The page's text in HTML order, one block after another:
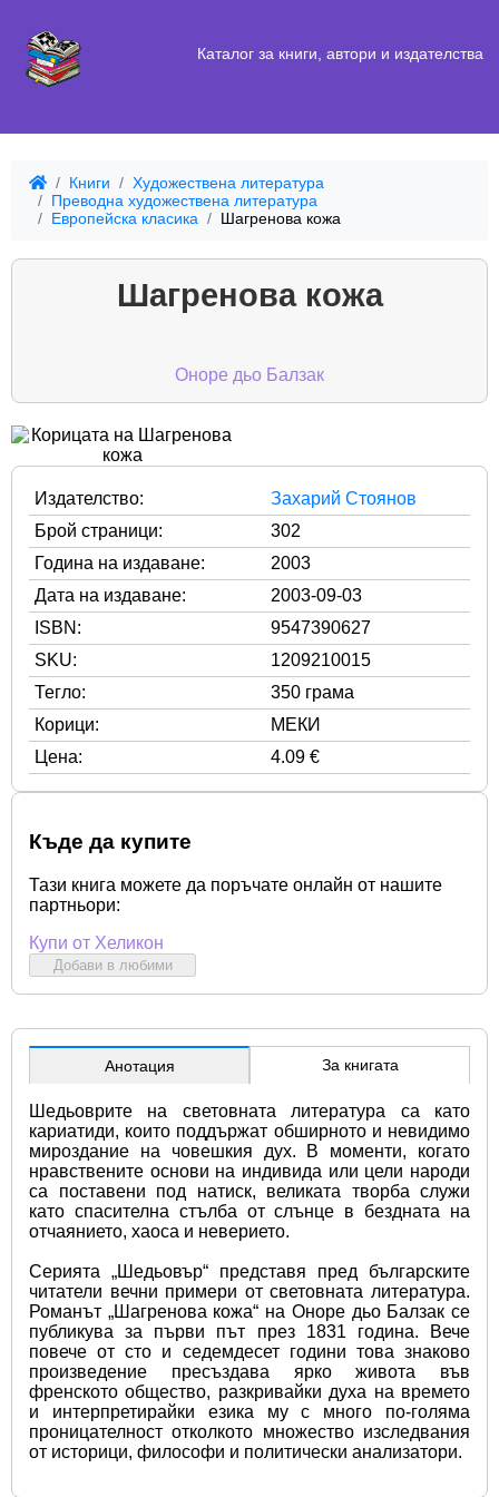
Каталог за книги, автори и издателства
Книги
Художествена литература
Преводна художествена литература
Европейска класика
Шагренова кожа
Шагренова кожа
Оноре дьо Балзак
Издателство:
Захарий Стоянов
Брой страници:
302
Година на издаване:
2003
Дата на издаване:
2003-09-03
ISBN:
9547390627
SKU:
1209210015
Тегло:
350 грама
Корици:
МЕКИ
Цена:
4.09 €
Къде да купите
Тази книга можете да поръчате онлайн от нашите
партньори:
Купи от Хеликон
Добави в любими
Анотация За книгата
Шедьоврите на световната литература са като
кариатиди, които поддържат обширното и невидимо
мироздание на човешкия дух. В моменти, когато
нравствените основи на индивида или цели народи
са поставени под натиск, великата творба служи
като спасителна стълба от слънце в бездната на
отчаянието, хаоса и неверието.
Серията „Шедьовър“ представя пред българските
читатели вечни примери от световната литература.
Романът „Шагренова кожа“ на Оноре дьо Балзак се
публикува за първи път през 1831 година. Вече
повече от сто и седемдесет години това знаково
произведение пресъздава ярко живота във
френското общество, разкривайки духа на времето
и интерпретирайки езика му с много по-голяма
проницателност отколкото множество изследвания
от историци, философи и политически анализатори.